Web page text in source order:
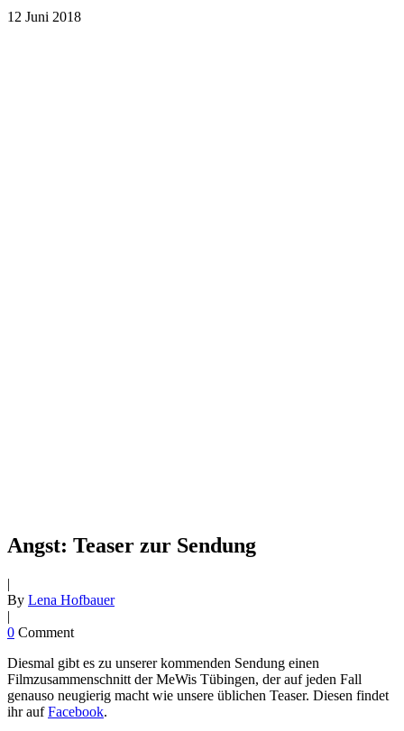
12 Juni 2018
Angst: Teaser zur Sendung
|
By Lena Hofbauer
|
0 Comment
Diesmal gibt es zu unserer kommenden Sendung einen
Filmzusammenschnitt der MeWis Tübingen, der auf jeden Fall
genauso neugierig macht wie unsere üblichen Teaser. Diesen findet
ihr aufFacebook.